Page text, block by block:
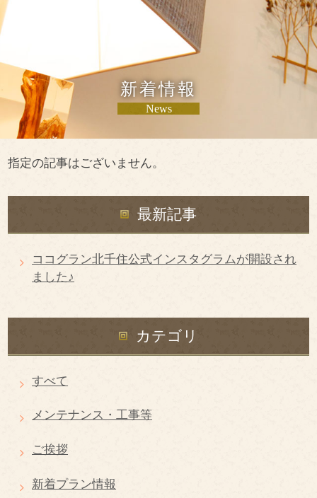
新着情報
News
指定の記事はございません。
最新記事
ココグラン北千住公式インスタグラムが開設され
ました♪
カテゴリ
すべて
メンテナンス・工事等
ご挨拶
新着プラン情報